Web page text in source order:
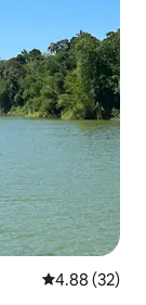
평점 4.88점(5
4.88 (32)